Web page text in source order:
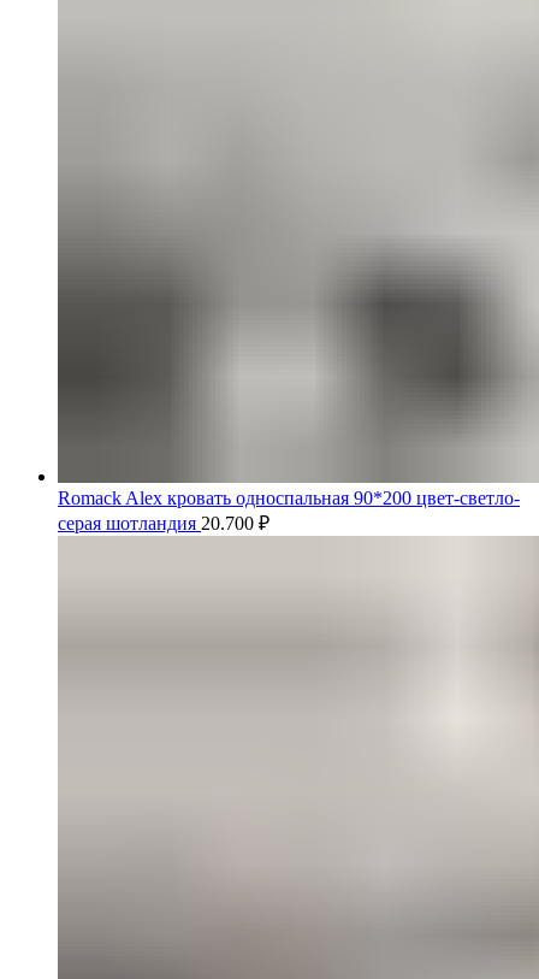
Romack Alex кровать односпальная 90*200 цвет-светло-
серая шотландия 20.700 ₽